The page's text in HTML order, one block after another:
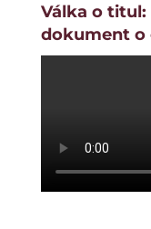
Válka o titul:
dokument o